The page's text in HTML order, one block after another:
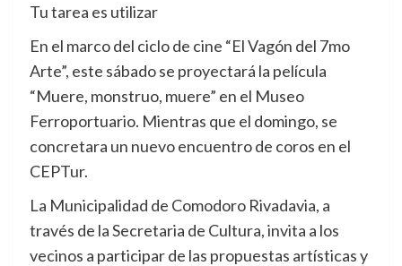
Tu tarea es utilizar
En el marco del ciclo de cine “El Vagón del 7mo
Arte”, este sábado se proyectará la película
“Muere, monstruo, muere” en el Museo
Ferroportuario. Mientras que el domingo, se
concretara un nuevo encuentro de coros en el
CEPTur.
La Municipalidad de Comodoro Rivadavia, a
través de la Secretaria de Cultura, invita a los
vecinos a participar de las propuestas artísticas y